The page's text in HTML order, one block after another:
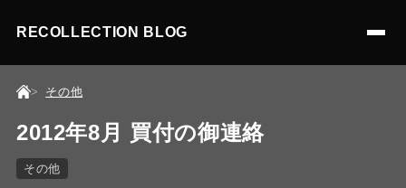
RECOLLECTION BLOG
その他
2012年8月 買付の御連絡
その他